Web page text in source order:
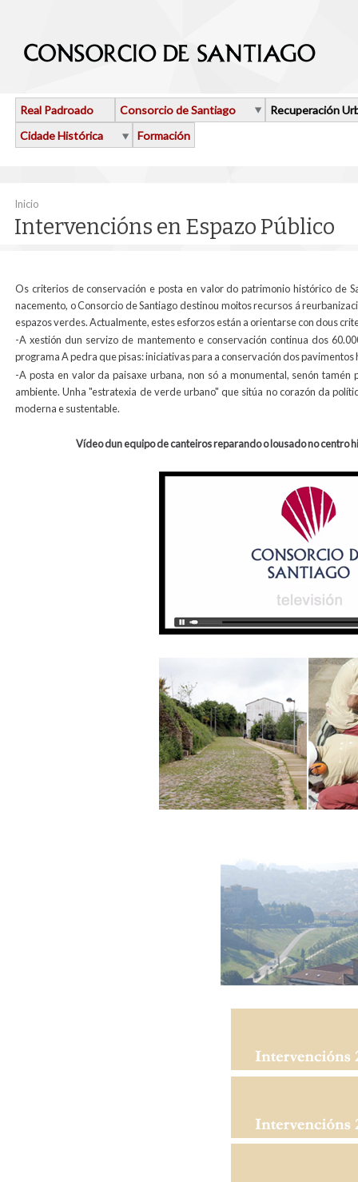
Real Padroado Consorcio de Santiago
Recuperación
Cidade Histórica
Formación
Vostede está aquí
Inicio
Intervencións en Espazo Público
Os criterios de conservación e posta en valor do patrimonio histórico de
nacemento, o Consorcio de Santiago destinou moitos recursos á
espazos verdes. Actualmente, estes esforzos están a orientarse con dous
-A xestión dun servizo de mantemento e conservación continua dos
programa A pedra que pisas: iniciativas para a conservación dos
-A posta en valor da paisaxe urbana, non só a monumental, senón
ambiente. Unha "estratexia de verde urbano" que sitúa no corazón da
moderna e sustentable.
Vídeo dun equipo de canteiros reparando o lousado no centro